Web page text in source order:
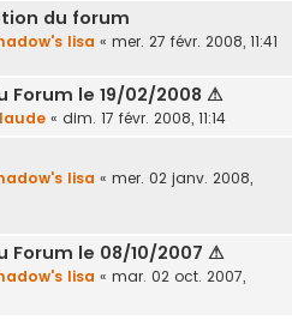
du forum
lisa « mer. 27 févr. 2008, 11:41
Forum le 19/02/2008 ⚠
« dim. 17 févr. 2008, 11:14
lisa « mer. 02 janv. 2008,
Forum le 08/10/2007 ⚠
lisa « mar. 02 oct. 2007,